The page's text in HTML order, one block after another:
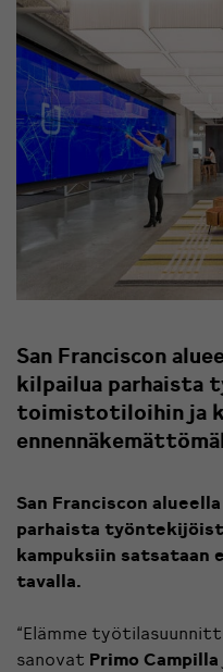
San Franciscon
kilpailua parhaista
toimistotiloihin ja
San Franciscon
parhaista
kampuksiin satsataan
tavalla.
“Elämme
sanovat Primo Campilla